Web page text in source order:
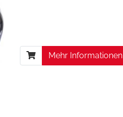
Mehr Informationen